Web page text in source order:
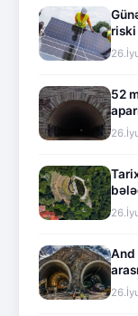
riski
52
And